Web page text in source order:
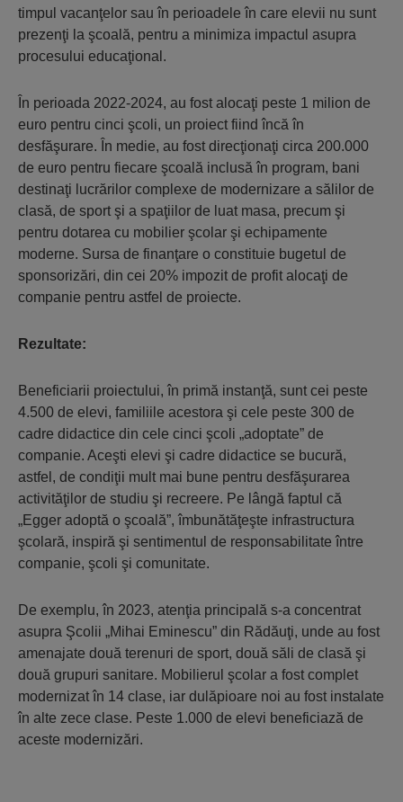
timpul vacanţelor sau în perioadele în care elevii nu sunt
prezenţi la şcoală, pentru a minimiza impactul asupra
procesului educaţional.
În perioada 2022-2024, au fost alocaţi peste 1 milion de
euro pentru cinci şcoli, un proiect fiind încă în
desfăşurare. În medie, au fost direcţionaţi circa 200.000
de euro pentru fiecare şcoală inclusă în program, bani
destinaţi lucrărilor complexe de modernizare a sălilor de
clasă, de sport şi a spaţiilor de luat masa, precum şi
pentru dotarea cu mobilier şcolar şi echipamente
moderne. Sursa de finanţare o constituie bugetul de
sponsorizări, din cei 20% impozit de profit alocaţi de
companie pentru astfel de proiecte.
Rezultate:
Beneficiarii proiectului, în primă instanţă, sunt cei peste
4.500 de elevi, familiile acestora şi cele peste 300 de
cadre didactice din cele cinci şcoli „adoptate” de
companie. Aceşti elevi şi cadre didactice se bucură,
astfel, de condiţii mult mai bune pentru desfăşurarea
activităţilor de studiu şi recreere. Pe lângă faptul că
„Egger adoptă o şcoală”, îmbunătăţeşte infrastructura
şcolară, inspiră şi sentimentul de responsabilitate între
companie, şcoli şi comunitate.
De exemplu, în 2023, atenţia principală s-a concentrat
asupra Şcolii „Mihai Eminescu” din Rădăuţi, unde au fost
amenajate două terenuri de sport, două săli de clasă şi
două grupuri sanitare. Mobilierul şcolar a fost complet
modernizat în 14 clase, iar dulăpioare noi au fost instalate
în alte zece clase. Peste 1.000 de elevi beneficiază de
aceste modernizări.